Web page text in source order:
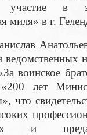
участие в
миля» в г.
ведомственных
воинское
лет
что
и